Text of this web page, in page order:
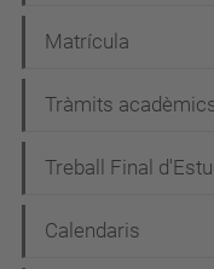
Matrícula
Tràmits
Treball Final
Calendaris